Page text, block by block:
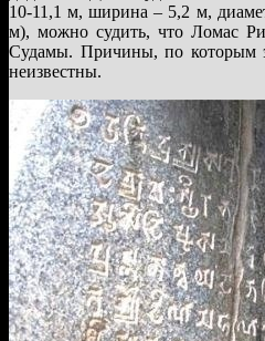
10-11,1 м, ширина – 5,2 м,
м), можно судить, что Ломас
Судамы. Причины, по которым
неизвестны.